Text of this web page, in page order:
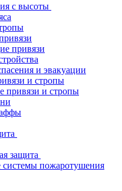
с высоты
привязи
и эвакуации
и стропы
привязи и стропы
защита
системы пожаротушения